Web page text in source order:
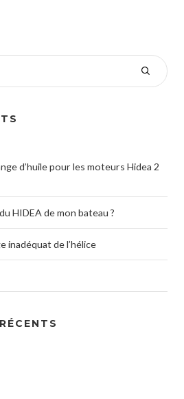
d’huile pour les moteurs Hidea 2
HIDEA de mon bateau ?
inadéquat de l’hélice